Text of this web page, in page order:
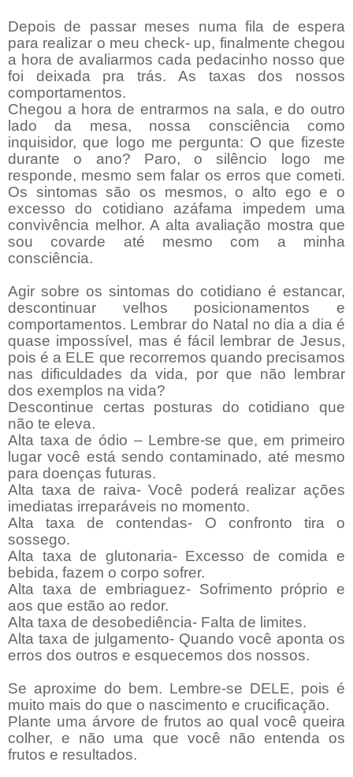
Depois de passar meses numa fila de espera
para realizar o meu check- up, finalmente chegou
a hora de avaliarmos cada pedacinho nosso que
foi deixada pra trás. As taxas dos nossos
comportamentos.
Chegou a hora de entrarmos na sala, e do outro
lado da mesa, nossa consciência como
inquisidor, que logo me pergunta: O que fizeste
durante o ano? Paro, o silêncio logo me
responde, mesmo sem falar os erros que cometi.
Os sintomas são os mesmos, o alto ego e o
excesso do cotidiano azáfama impedem uma
convivência melhor. A alta avaliação mostra que
sou covarde até mesmo com a minha
consciência.
Agir sobre os sintomas do cotidiano é estancar,
descontinuar velhos posicionamentos e
comportamentos. Lembrar do Natal no dia a dia é
quase impossível, mas é fácil lembrar de Jesus,
pois é a ELE que recorremos quando precisamos
nas dificuldades da vida, por que não lembrar
dos exemplos na vida?
Descontinue certas posturas do cotidiano que
não te eleva.
Alta taxa de ódio – Lembre-se que, em primeiro
lugar você está sendo contaminado, até mesmo
para doenças futuras.
Alta taxa de raiva- Você poderá realizar ações
imediatas irreparáveis no momento.
Alta taxa de contendas- O confronto tira o
sossego.
Alta taxa de glutonaria- Excesso de comida e
bebida, fazem o corpo sofrer.
Alta taxa de embriaguez- Sofrimento próprio e
aos que estão ao redor.
Alta taxa de desobediência- Falta de limites.
Alta taxa de julgamento- Quando você aponta os
erros dos outros e esquecemos dos nossos.
Se aproxime do bem. Lembre-se DELE, pois é
muito mais do que o nascimento e crucificação.
Plante uma árvore de frutos ao qual você queira
colher, e não uma que você não entenda os
frutos e resultados.